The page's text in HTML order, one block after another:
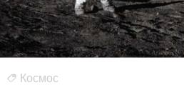
Космос